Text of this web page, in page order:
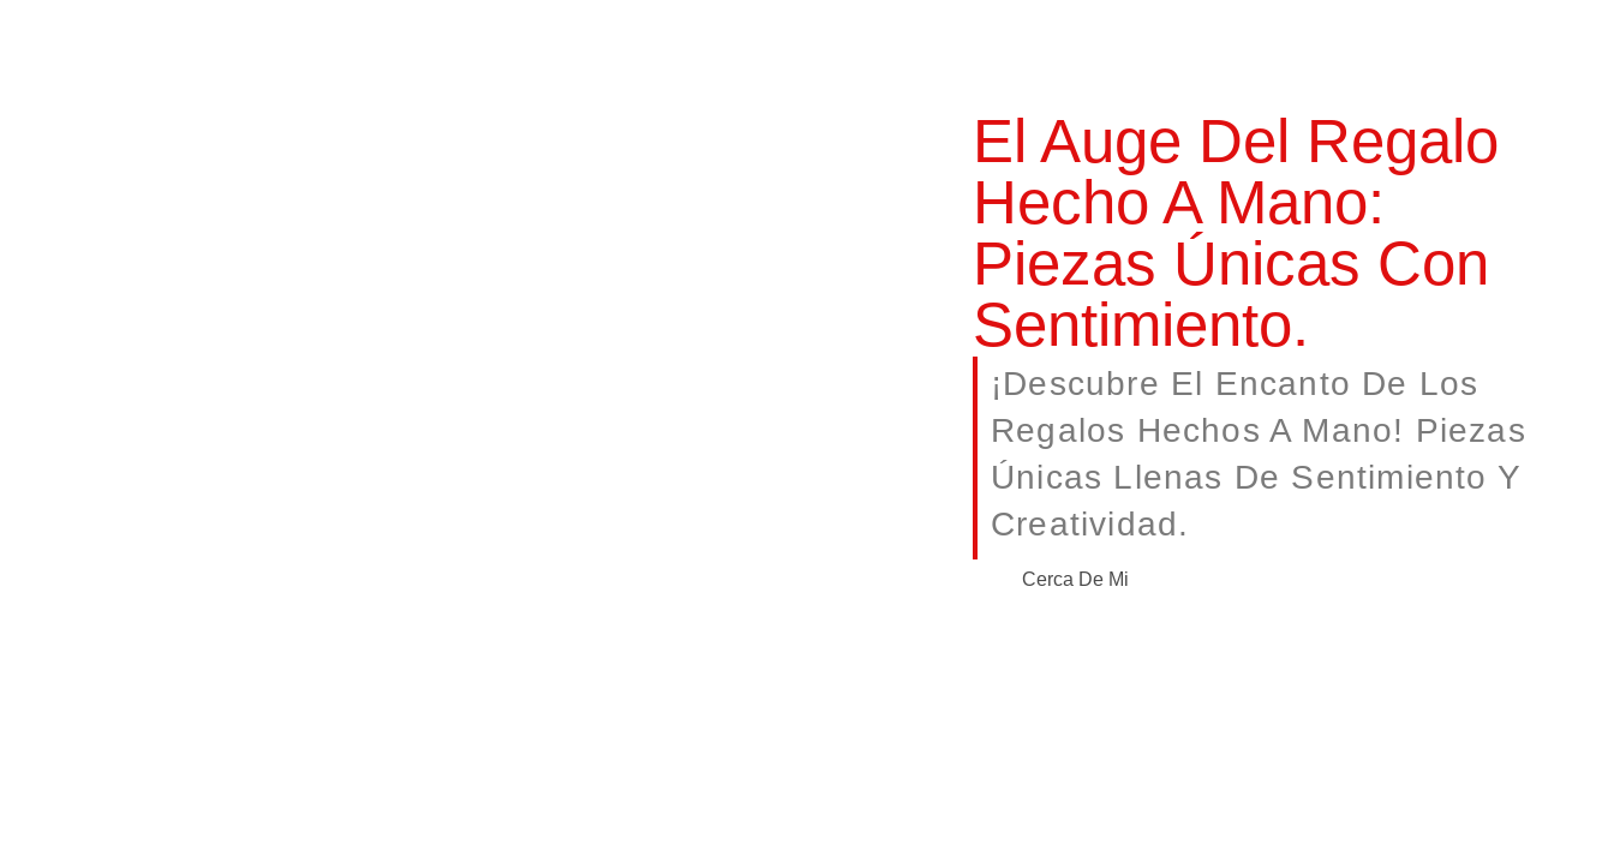
El Auge Del Regalo
Hecho A Mano:
Piezas Únicas Con
Sentimiento.
¡Descubre El Encanto De Los
Regalos Hechos A Mano! Piezas
Únicas Llenas De Sentimiento Y
Creatividad.
Cerca De Mi